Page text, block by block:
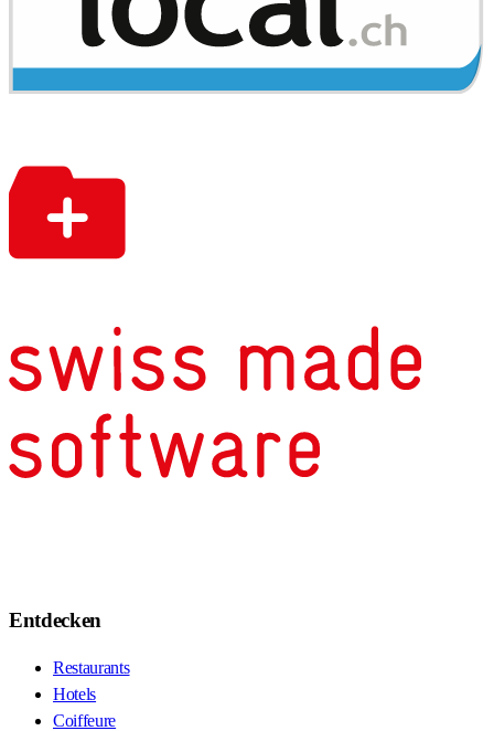
Entdecken
Restaurants
Hotels
Coiffeure